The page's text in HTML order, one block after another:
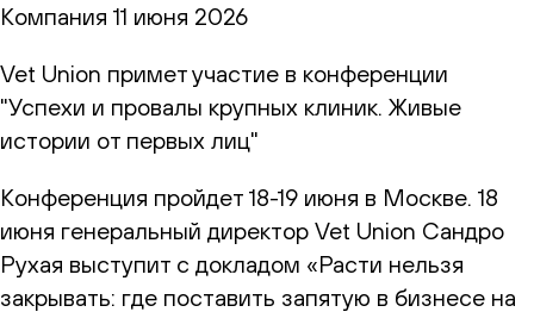
Компания 11 июня 2026
Vet Union примет участие в конференции
"Успехи и провалы крупных клиник. Живые
истории от первых лиц"
Конференция пройдет 18-19 июня в Москве. 18
июня генеральный директор Vet Union Сандро
Рухая выступит с докладом «Расти нельзя
закрывать: где поставить запятую в бизнесе на